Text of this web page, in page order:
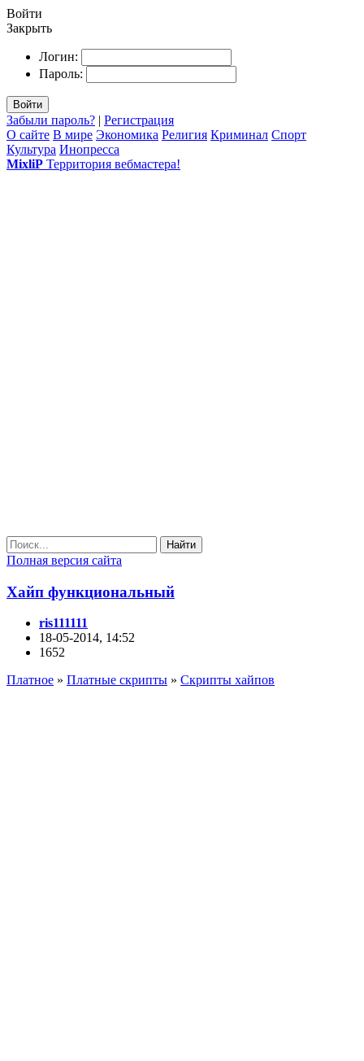
Войти
Закрыть
Логин:
Пароль:
Войти
Забыли пароль? | Регистрация
О сайте В мире Экономика Религия Криминал Спорт
Культура Инопресса
MixliP Территория вебмастера!
Найти
Полная версия сайта
Хайп функциональный
ris111111
18-05-2014, 14:52
1652
Платное » Платные скрипты » Скрипты хайпов